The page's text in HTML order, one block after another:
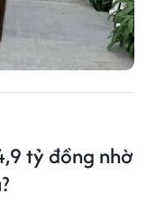
tỷ đồng nhờ